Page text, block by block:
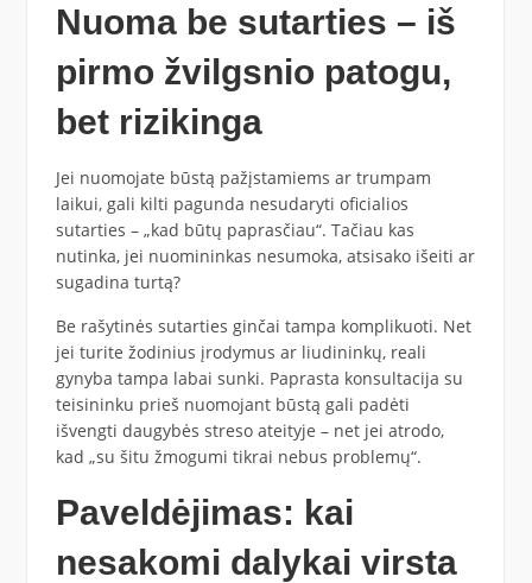
Nuoma be sutarties – iš
pirmo žvilgsnio patogu,
bet rizikinga
Jei nuomojate būstą pažįstamiems ar trumpam
laikui, gali kilti pagunda nesudaryti oficialios
sutarties – „kad būtų paprasčiau“. Tačiau kas
nutinka, jei nuomininkas nesumoka, atsisako išeiti ar
sugadina turtą?
Be rašytinės sutarties ginčai tampa komplikuoti. Net
jei turite žodinius įrodymus ar liudininkų, reali
gynyba tampa labai sunki. Paprasta konsultacija su
teisininku prieš nuomojant būstą gali padėti
išvengti daugybės streso ateityje – net jei atrodo,
kad „su šitu žmogumi tikrai nebus problemų“.
Paveldėjimas: kai
nesakomi dalykai virsta